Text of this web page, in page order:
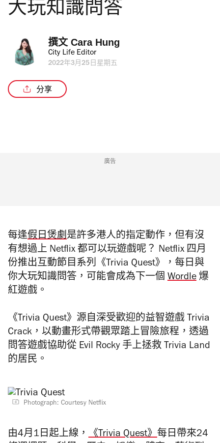
大玩知識問答
撰文 Cara Hung
City Life Editor
2022年3月25日星期五
分享
廣告
每逢假日煲劇是許多港人的指定動作，但有沒
有想過上 Netflix 都可以玩遊戲呢？ Netflix 四月
份推出互動節目系列《Trivia Quest》，每日與
你大玩知識問答，可能會成為下一個 Wordle 爆
紅遊戲。
《Trivia Quest》源自深受歡迎的益智遊戲 Trivia
Crack，以動畫形式帶觀眾踏上冒險旅程，透過
問答遊戲協助從 Evil Rocky 手上拯救 Trivia Land
的居民。
Photograph: Courtesy Netflix
由4月1日起上線， 《Trivia Quest》每日帶來24